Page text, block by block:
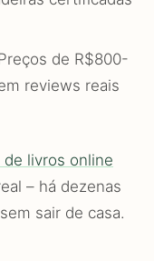
de R$800-
reviews reais
de livros online
– há dezenas
sair de casa.